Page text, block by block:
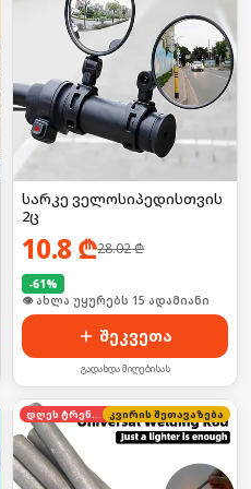
სარკე ველოსიპედისთვის
2ც
10.8 ₾28.02₾
-61%
🛒 ბოლო 24სთ-ში იყიდა 19-მა
შეკვეთა
გადახდა მიღებისას
დღეს ტრენდში კვირის შეთავაზება